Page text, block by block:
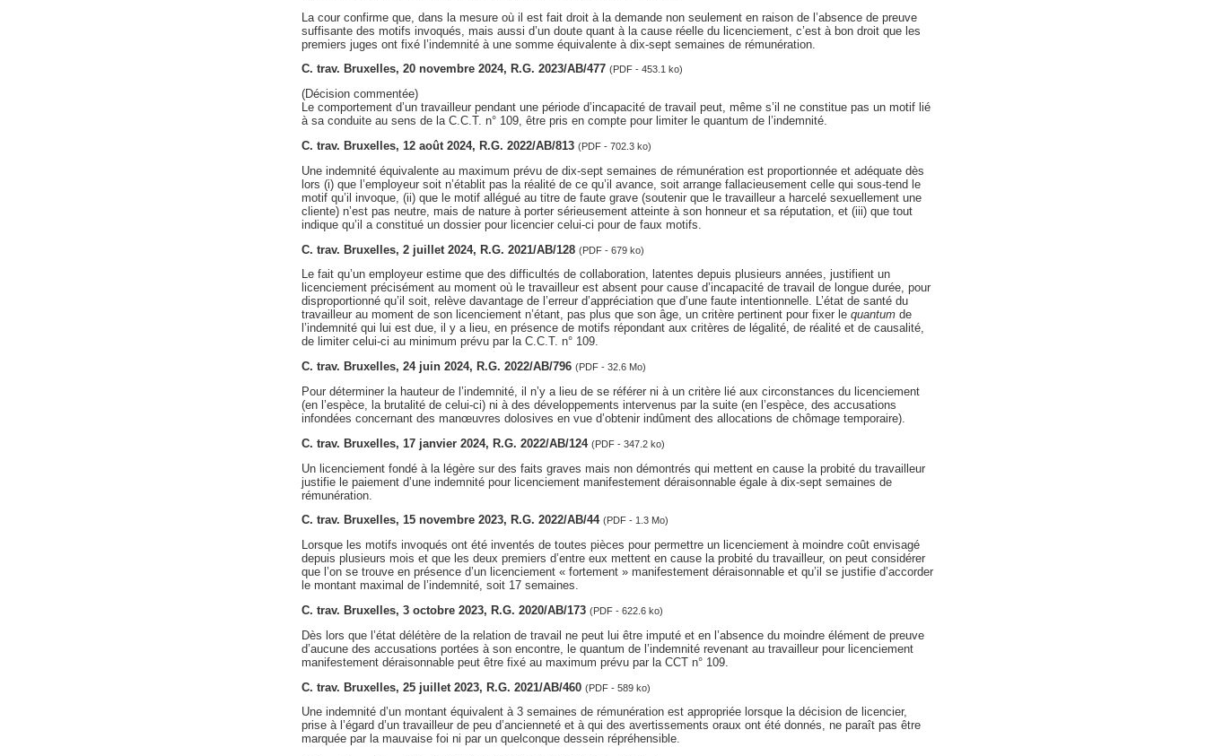
La cour confirme que, dans la mesure où il est fait droit à la demande non seulement en raison de l’absence de preuve
suffisante des motifs invoqués, mais aussi d’un doute quant à la cause réelle du licenciement, c’est à bon droit que les
premiers juges ont fixé l’indemnité à une somme équivalente à dix-sept semaines de rémunération.
C. trav. Bruxelles, 20 novembre 2024, R.G. 2023/AB/477 (PDF - 453.1 ko)
(Décision commentée)
Le comportement d’un travailleur pendant une période d’incapacité de travail peut, même s’il ne constitue pas un motif lié
à sa conduite au sens de la C.C.T. n° 109, être pris en compte pour limiter le quantum de l’indemnité.
C. trav. Bruxelles, 12 août 2024, R.G. 2022/AB/813 (PDF - 702.3 ko)
Une indemnité équivalente au maximum prévu de dix-sept semaines de rémunération est proportionnée et adéquate dès
lors (i) que l’employeur soit n’établit pas la réalité de ce qu’il avance, soit arrange fallacieusement celle qui sous-tend le
motif qu’il invoque, (ii) que le motif allégué au titre de faute grave (soutenir que le travailleur a harcelé sexuellement une
cliente) n’est pas neutre, mais de nature à porter sérieusement atteinte à son honneur et sa réputation, et (iii) que tout
indique qu’il a constitué un dossier pour licencier celui-ci pour de faux motifs.
C. trav. Bruxelles, 2 juillet 2024, R.G. 2021/AB/128 (PDF - 679 ko)
Le fait qu’un employeur estime que des difficultés de collaboration, latentes depuis plusieurs années, justifient un
licenciement précisément au moment où le travailleur est absent pour cause d’incapacité de travail de longue durée, pour
disproportionné qu’il soit, relève davantage de l’erreur d’appréciation que d’une faute intentionnelle. L’état de santé du
travailleur au moment de son licenciement n’étant, pas plus que son âge, un critère pertinent pour fixer le quantumde
l’indemnité qui lui est due, il y a lieu, en présence de motifs répondant aux critères de légalité, de réalité et de causalité,
de limiter celui-ci au minimum prévu par la C.C.T. n° 109.
C. trav. Bruxelles, 24 juin 2024, R.G. 2022/AB/796 (PDF - 32.6 Mo)
Pour déterminer la hauteur de l’indemnité, il n’y a lieu de se référer ni à un critère lié aux circonstances du licenciement
(en l’espèce, la brutalité de celui-ci) ni à des développements intervenus par la suite (en l’espèce, des accusations
infondées concernant des manœuvres dolosives en vue d’obtenir indûment des allocations de chômage temporaire).
C. trav. Bruxelles, 17 janvier 2024, R.G. 2022/AB/124 (PDF - 347.2 ko)
Un licenciement fondé à la légère sur des faits graves mais non démontrés qui mettent en cause la probité du travailleur
justifie le paiement d’une indemnité pour licenciement manifestement déraisonnable égale à dix-sept semaines de
rémunération.
C. trav. Bruxelles, 15 novembre 2023, R.G. 2022/AB/44 (PDF - 1.3 Mo)
Lorsque les motifs invoqués ont été inventés de toutes pièces pour permettre un licenciement à moindre coût envisagé
depuis plusieurs mois et que les deux premiers d’entre eux mettent en cause la probité du travailleur, on peut considérer
que l’on se trouve en présence d’un licenciement « fortement » manifestement déraisonnable et qu’il se justifie d’accorder
le montant maximal de l’indemnité, soit 17 semaines.
C. trav. Bruxelles, 3 octobre 2023, R.G. 2020/AB/173 (PDF - 622.6 ko)
Dès lors que l’état délétère de la relation de travail ne peut lui être imputé et en l’absence du moindre élément de preuve
d’aucune des accusations portées à son encontre, le quantum de l’indemnité revenant au travailleur pour licenciement
manifestement déraisonnable peut être fixé au maximum prévu par la CCT n° 109.
C. trav. Bruxelles, 25 juillet 2023, R.G. 2021/AB/460 (PDF - 589 ko)
Une indemnité d’un montant équivalent à 3 semaines de rémunération est appropriée lorsque la décision de licencier,
prise à l’égard d’un travailleur de peu d’ancienneté et à qui des avertissements oraux ont été donnés, ne paraît pas être
marquée par la mauvaise foi ni par un quelconque dessein répréhensible.